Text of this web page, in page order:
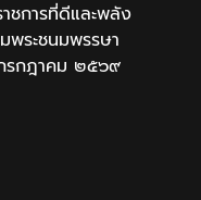
ชการที่ดีและพลัง
พระชนมพรรษา
รกฎาคม ๒๕๖๙